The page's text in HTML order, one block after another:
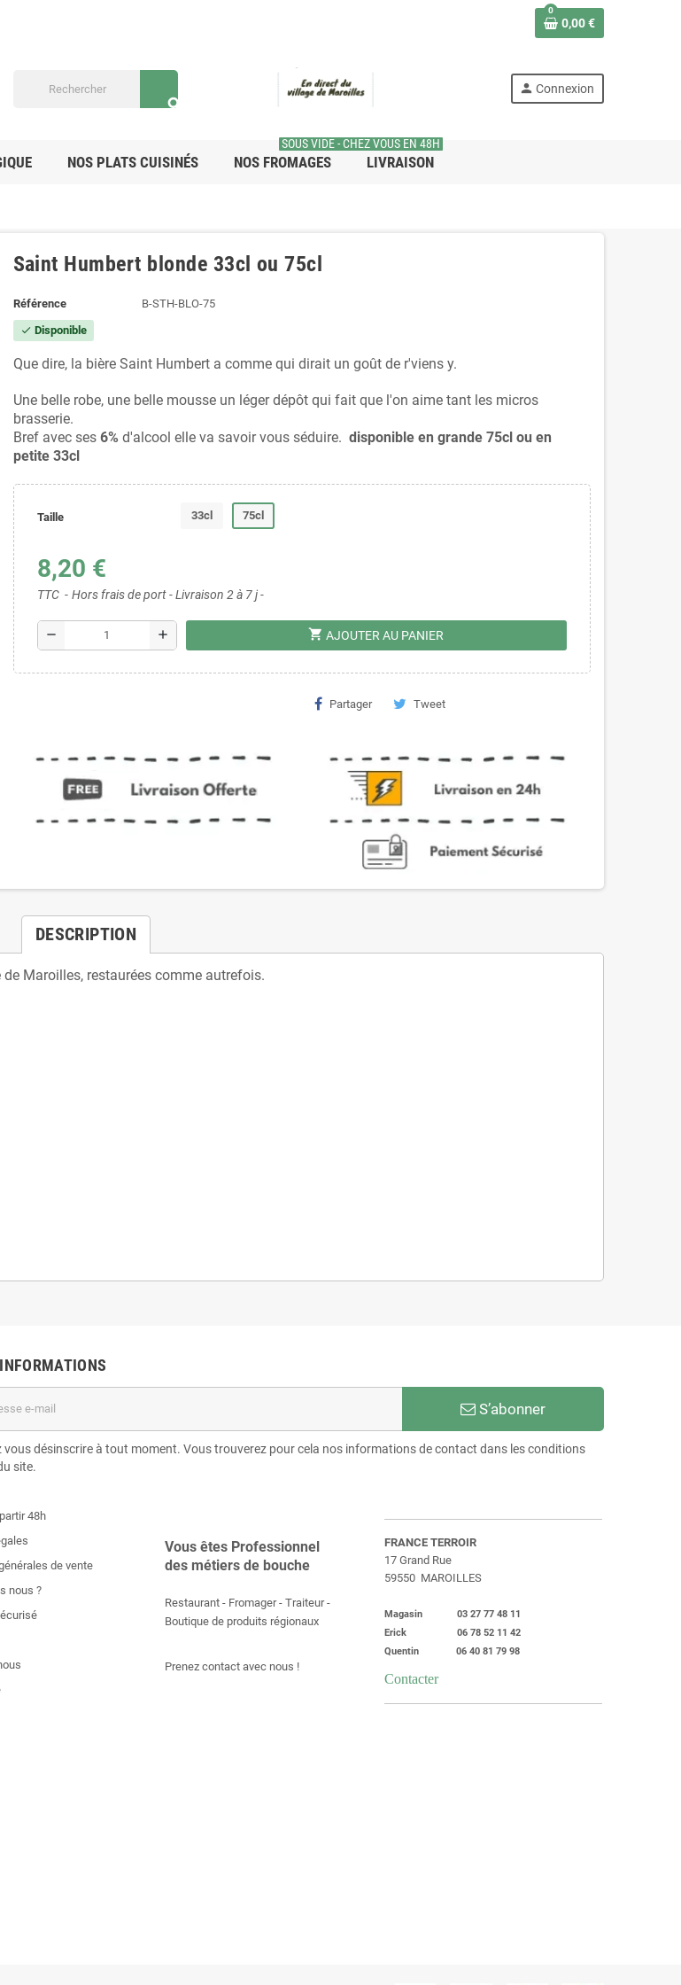
0
0,00 €
search
person Connexion
NOS PLATS CUISINÉS NOS FROMAGES LIVRAISON
SOUS VIDE - CHEZ VOUS EN 48H
Saint Humbert blonde 33cl ou 75cl
Référence B-STH-BLO-75
check Disponible
Que dire, la bière Saint Humbert a comme qui dirait un goût de r'viens y.
Une belle robe, une belle mousse un léger dépôt qui fait que l'on aime tant les micros
brasserie.
Bref avec ses 6% d'alcool elle va savoir vous séduire. disponible en grande 75cl ou en
petite 33cl
Taille 33cl 75cl
8,20 €
TTC Hors frais de port - Livraison 2 à 7 j -
remove add shopping_cart AJOUTER AU PANIER
Partager Tweet
DESCRIPTION
Maroilles, restaurées comme autrefois.
S’abonner
vous désinscrire à tout moment. Vous trouverez pour cela nos informations de contact dans les conditions
site.
48h
de vente
nous ?
Vous êtes Professionnel
des métiers de bouche
Restaurant - Fromager - Traiteur -
Boutique de produits régionaux
Prenez contact avec nous !
FRANCE TERROIR
17 Grand Rue
59550 MAROILLES
Magasin 03 27 77 48 11
Erick 06 78 52 11 42
Quentin 06 40 81 79 98
Contacter